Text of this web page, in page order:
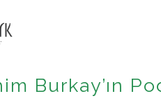
Burkay’ın